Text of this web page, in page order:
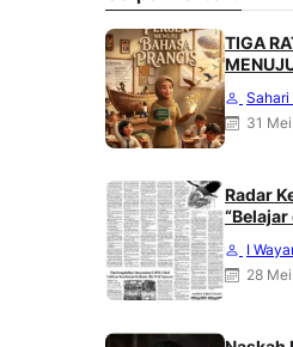
TIGA
Sahari
31
Radar
Haliling
I
28